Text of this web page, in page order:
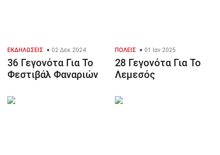
ΕΚΔΗΛΏΣΕΙΣ 02 Δεκ 2024
36 Γεγονότα Για Το
Φεστιβάλ Φαναριών
ΠΌΛΕΙΣ 01 Ιαν 2025
28 Γεγονότα Για Το
Λεμεσός